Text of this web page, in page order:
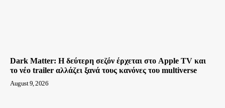
Dark Matter: Η δεύτερη σεζόν έρχεται στο Apple TV και
το νέο trailer αλλάζει ξανά τους κανόνες του multiverse
August 9, 2026